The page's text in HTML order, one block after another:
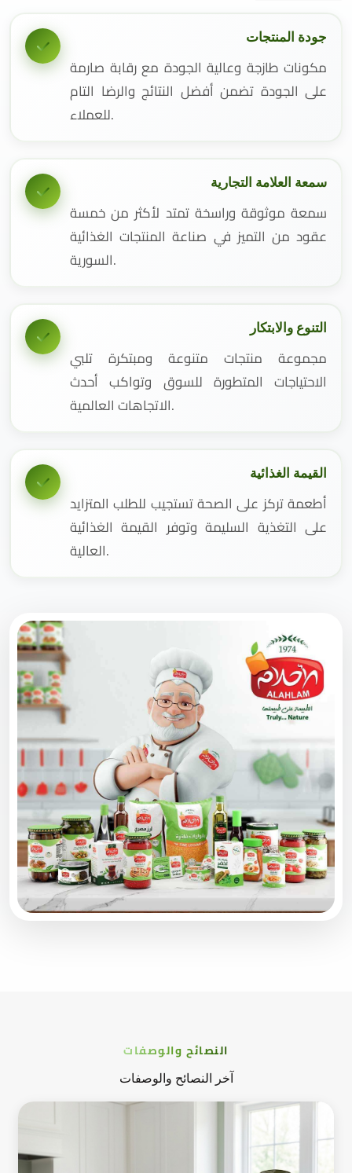
جودة المنتجات
مكونات طازجة وعالية الجودة مع رقابة صارمة
على الجودة تضمن أفضل النتائج والرضا التام
للعملاء.
سمعة العلامة التجارية
سمعة موثوقة وراسخة تمتد لأكثر من خمسة
عقود من التميز في صناعة المنتجات الغذائية
السورية.
التنوع والابتكار
مجموعة منتجات متنوعة ومبتكرة تلبي
الاحتياجات المتطورة للسوق وتواكب أحدث
الاتجاهات العالمية.
القيمة الغذائية
أطعمة تركز على الصحة تستجيب للطلب المتزايد
على التغذية السليمة وتوفر القيمة الغذائية
العالية.
النصائح والوصفات
آخر النصائح والوصفات